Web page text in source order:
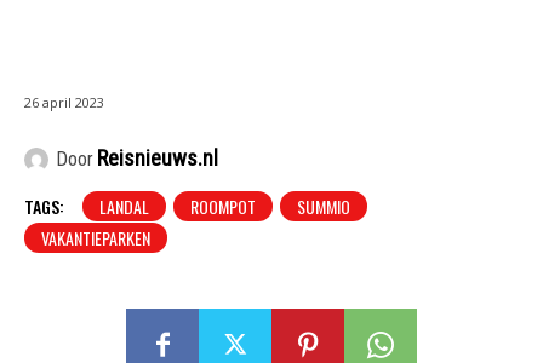
26 april 2023
Door Reisnieuws.nl
TAGS:
LANDAL ROOMPOT
SUMMIO
VAKANTIEPARKEN